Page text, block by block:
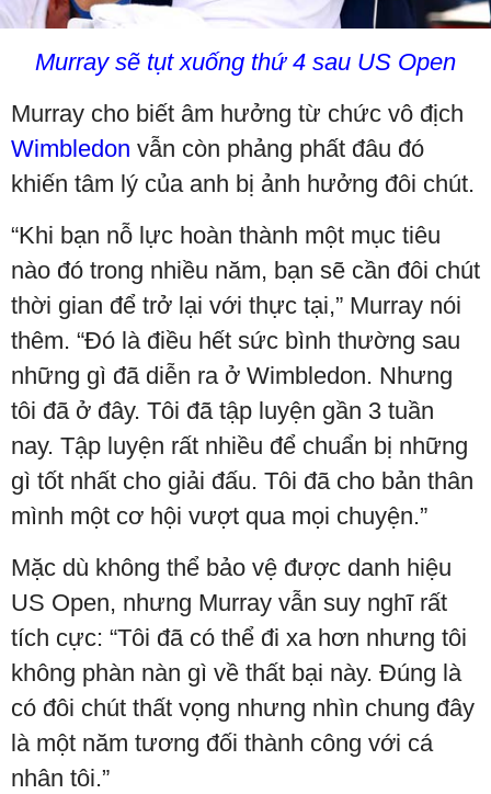
Murray sẽ tụt xuống thứ 4 sau US Open
Murray cho biết âm hưởng từ chức vô địch
Wimbledon vẫn còn phảng phất đâu đó
khiến tâm lý của anh bị ảnh hưởng đôi chút.
“Khi bạn nỗ lực hoàn thành một mục tiêu
nào đó trong nhiều năm, bạn sẽ cần đôi chút
thời gian để trở lại với thực tại,” Murray nói
thêm. “Đó là điều hết sức bình thường sau
những gì đã diễn ra ở Wimbledon. Nhưng
tôi đã ở đây. Tôi đã tập luyện gần 3 tuần
nay. Tập luyện rất nhiều để chuẩn bị những
gì tốt nhất cho giải đấu. Tôi đã cho bản thân
mình một cơ hội vượt qua mọi chuyện.”
Mặc dù không thể bảo vệ được danh hiệu
US Open, nhưng Murray vẫn suy nghĩ rất
tích cực: “Tôi đã có thể đi xa hơn nhưng tôi
không phàn nàn gì về thất bại này. Đúng là
có đôi chút thất vọng nhưng nhìn chung đây
là một năm tương đối thành công với cá
nhân tôi.”